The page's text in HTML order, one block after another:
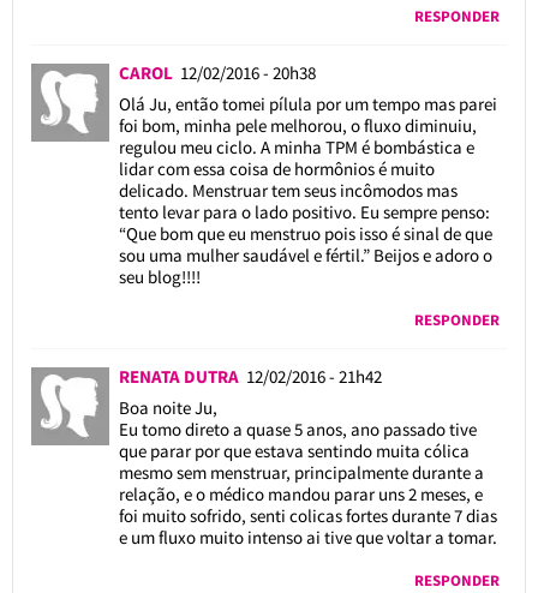
RESPONDER
CAROL 12/02/2016 - 20h38
Olá Ju, então tomei pílula por um tempo mas parei
foi bom, minha pele melhorou, o fluxo diminuiu,
regulou meu ciclo. A minha TPM é bombástica e
lidar com essa coisa de hormônios é muito
delicado. Menstruar tem seus incômodos mas
tento levar para o lado positivo. Eu sempre penso:
“Que bom que eu menstruo pois isso é sinal de que
sou uma mulher saudável e fértil.” Beijos e adoro o
seu blog!!!!
RESPONDER
RENATA DUTRA 12/02/2016 - 21h42
Boa noite Ju,
Eu tomo direto a quase 5 anos, ano passado tive
que parar por que estava sentindo muita cólica
mesmo sem menstruar, principalmente durante a
relação, e o médico mandou parar uns 2 meses, e
foi muito sofrido, senti colicas fortes durante 7 dias
e um fluxo muito intenso ai tive que voltar a tomar.
RESPONDER